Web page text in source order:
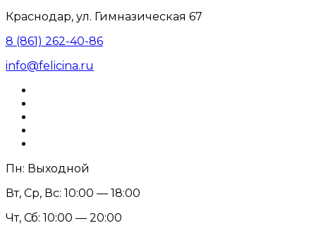
Краснодар, ул. Гимназическая 67
8 (861) 262-40-86
info@felicina.ru
Пн: Выходной
Вт, Ср, Вс: 10:00 — 18:00
Чт, Сб: 10:00 — 20:00